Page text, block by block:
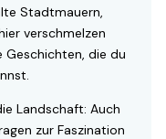
Stadtmauern,
verschmelzen
die du
Landschaft: Auch
zur Faszination